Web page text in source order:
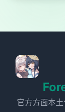
官方方面本